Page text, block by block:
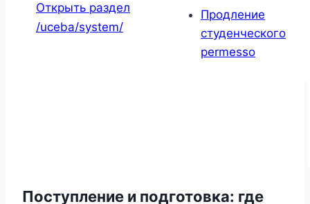
Открыть раздел
/uceba/system/
Продление
студенческого
permesso
Поступление и подготовка: где